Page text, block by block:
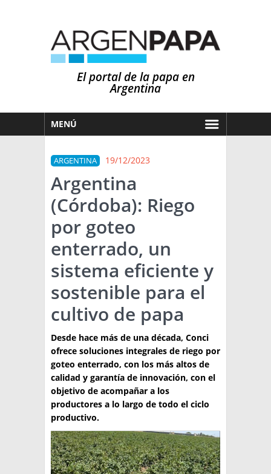
El portal de la papa en
Argentina
MENÚ
MERCADOS
NOTICIAS
EN ESPAÑOL
OTROS IDIOMAS
PRONÓSTICO
LLUVIAS
ARGENTINA
EL MUNDO
TÉCNICA
PRODUCCION
CLASIFICADOS
INTERES GENERAL
LA PAPA
RESOLUCIONES Y NORMATIVAS
ENLACES
ARGENPAPA
PUBLICIDAD
QUIENES SOMOS
CONTACTO
BUSCAR NOTICIAS
BUSCAR
ARGENTINA 19/12/2023
Argentina
(Córdoba): Riego
por goteo
enterrado, un
sistema eficiente y
sostenible para el
cultivo de papa
Desde hace más de una década, Conci
ofrece soluciones integrales de riego por
goteo enterrado, con los más altos de
calidad y garantía de innovación, con el
objetivo de acompañar a los
productores a lo largo de todo el ciclo
productivo.